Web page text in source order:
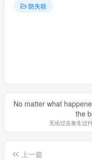
防失联
No matter what
the
无论过去发生过
上一篇